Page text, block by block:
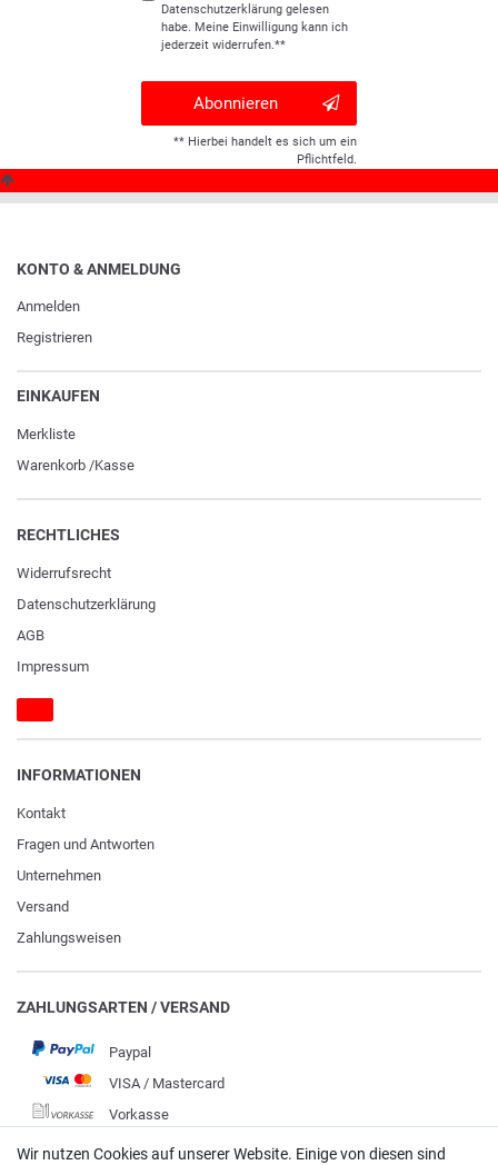
Daten­schutz­erklärunggelesen
habe. Meine Einwilligung kann ich
jederzeit widerrufen.**
Abonnieren
** Hierbei handelt es sich um ein
Pflichtfeld.
KONTO & ANMELDUNG
Anmelden
Registrieren
EINKAUFEN
Merkliste
Warenkorb /Kasse
RECHTLICHES
Widerrufs­recht
Daten­schutz­erklärung
AGB
Impressum
INFORMATIONEN
Kontakt
Fragen und Antworten
Unternehmen
Versand
Zahlungsweisen
ZAHLUNGSARTEN / VERSAND
Paypal
VISA / Mastercard
Vorkasse
DHL
Wir nutzen Cookies auf unserer Website. Einige von diesen sind